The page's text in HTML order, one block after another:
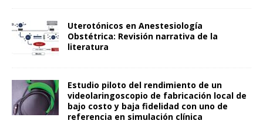
Uterotónicos en Anestesiología
Obstétrica: Revisión narrativa de la
literatura
Estudio piloto del rendimiento de un
videolaringoscopio de fabricación local de
bajo costo y baja fidelidad con uno de
referencia en simulación clínica